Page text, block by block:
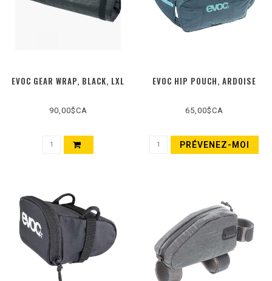
EVOC GEAR WRAP, BLACK, LXL
90,00$CA
EVOC HIP POUCH, ARDOISE
65,00$CA
PRÉVENEZ-MOI